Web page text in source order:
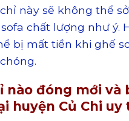
này sẽ không thể
chất lượng như ý.
bị mất tiền khi ghế
nào đóng mới và
huyện Củ Chi uy